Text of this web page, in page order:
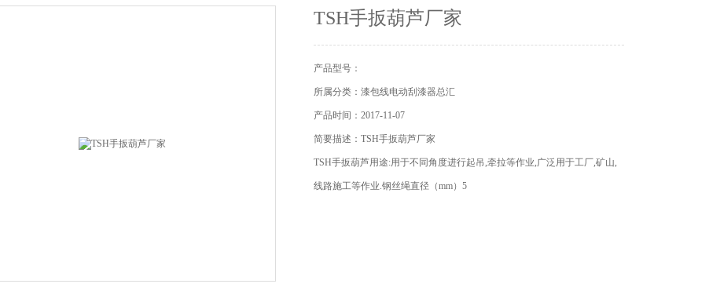
TSH手扳葫芦厂家
产品型号：
所属分类：漆包线电动刮漆器总汇
产品时间：2017-11-07
简要描述：TSH手扳葫芦厂家
TSH手扳葫芦用途:用于不同角度进行起吊,牵拉等作业,广泛用于工厂,矿山,
线路施工等作业.钢丝绳直径（mm）5